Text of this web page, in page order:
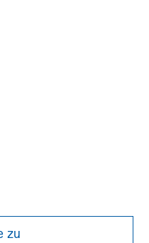
zu
at the time of